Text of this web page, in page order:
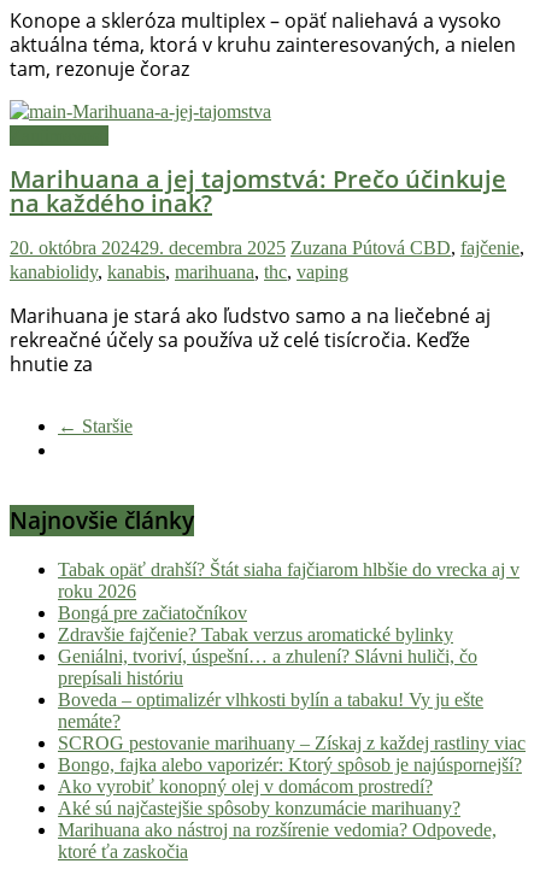
Konope a skleróza multiplex – opäť naliehavá a vysoko
aktuálna téma, ktorá v kruhu zainteresovaných, a nielen
tam, rezonuje čoraz
Marihuana a jej tajomstvá: Prečo účinkuje
na každého inak?
20. októbra 202429. decembra 2025 Zuzana Pútová CBD, fajčenie,
kanabiolidy, kanabis, marihuana, thc, vaping
Marihuana je stará ako ľudstvo samo a na liečebné aj
rekreačné účely sa používa už celé tisícročia. Keďže
hnutie za
← Staršie
Najnovšie články
Tabak opäť drahší? Štát siaha fajčiarom hlbšie do vrecka aj v
roku 2026
Bongá pre začiatočníkov
Zdravšie fajčenie? Tabak verzus aromatické bylinky
Geniálni, tvoriví, úspešní… a zhulení? Slávni huliči, čo
prepísali históriu
Boveda – optimalizér vlhkosti bylín a tabaku! Vy ju ešte
nemáte?
SCROG pestovanie marihuany – Získaj z každej rastliny viac
Bongo, fajka alebo vaporizér: Ktorý spôsob je najúspornejší?
Ako vyrobiť konopný olej v domácom prostredí?
Aké sú najčastejšie spôsoby konzumácie marihuany?
Marihuana ako nástroj na rozšírenie vedomia? Odpovede,
ktoré ťa zaskočia